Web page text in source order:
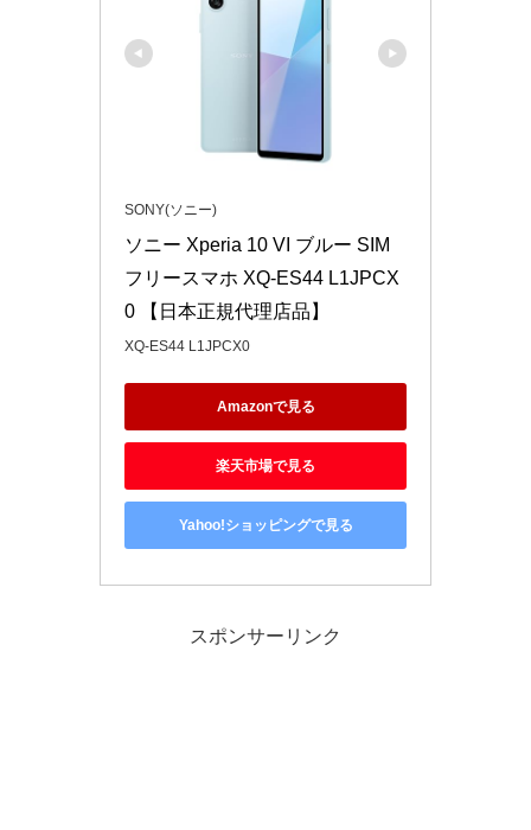
SONY(ソニー)
ソニー Xperia 10 VI ブルー SIM
フリースマホ XQ-ES44 L1JPCX
0 【日本正規代理店品】
XQ-ES44 L1JPCX0
Amazonで見る
楽天市場で見る
Yahoo!ショッピングで見る
スポンサーリンク